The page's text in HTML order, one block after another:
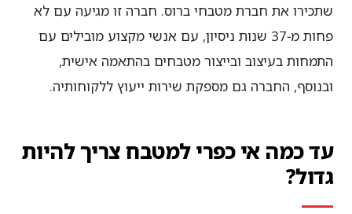
שתכירו את חברת מטבחי ברוס. חברה זו מגיעה עם לא
פחות מ‑37 שנות ניסיון, עם אנשי מקצוע מובילים עם
התמחות בעיצוב ובייצור מטבחים בהתאמה אישית,
ובנוסף, החברה גם מספקת שירות ייעוץ ללקוחותיה.
עד כמה אי כפרי למטבח צריך להיות
גדול?